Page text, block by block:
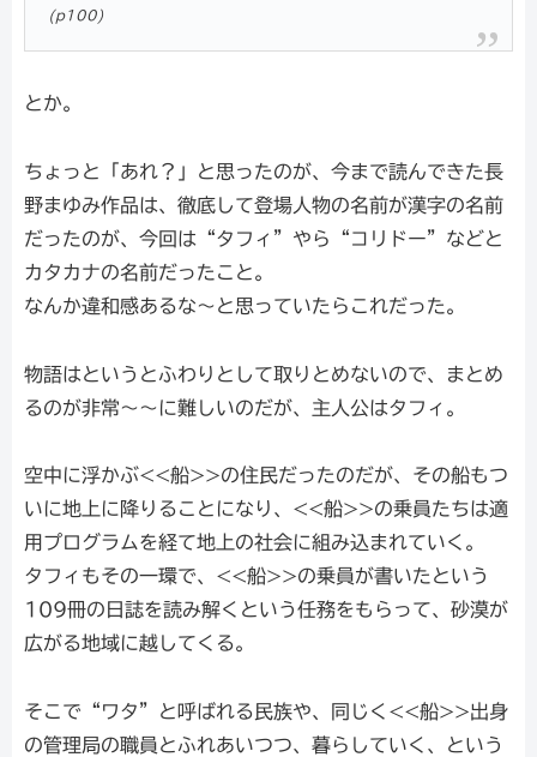
(p100)
とか。
ちょっと「あれ？」と思ったのが、今まで読んできた長
野まゆみ作品は、徹底して登場人物の名前が漢字の名前
だったのが、今回は“タフィ”やら“コリドー”などと
カタカナの名前だったこと。
なんか違和感あるな～と思っていたらこれだった。
物語はというとふわりとして取りとめないので、まとめ
るのが非常～～に難しいのだが、主人公はタフィ。
空中に浮かぶ<<船>>の住民だったのだが、その船もつ
いに地上に降りることになり、<<船>>の乗員たちは適
用プログラムを経て地上の社会に組み込まれていく。
タフィもその一環で、<<船>>の乗員が書いたという
109冊の日誌を読み解くという任務をもらって、砂漠が
広がる地域に越してくる。
そこで“ワタ”と呼ばれる民族や、同じく<<船>>出身
の管理局の職員とふれあいつつ、暮らしていく、という